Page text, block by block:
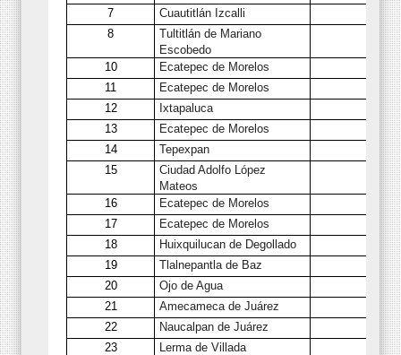
7
Cuautitlán Izcalli
8
Tultitlán de Mariano
Escobedo
10
Ecatepec de Morelos
11
Ecatepec de Morelos
12
Ixtapaluca
13
Ecatepec de Morelos
14
Tepexpan
15
Ciudad Adolfo López
Mateos
16
Ecatepec de Morelos
17
Ecatepec de Morelos
18
Huixquilucan de Degollado
19
Tlalnepantla de Baz
20
Ojo de Agua
21
Amecameca de Juárez
22
Naucalpan de Juárez
23
Lerma de Villada